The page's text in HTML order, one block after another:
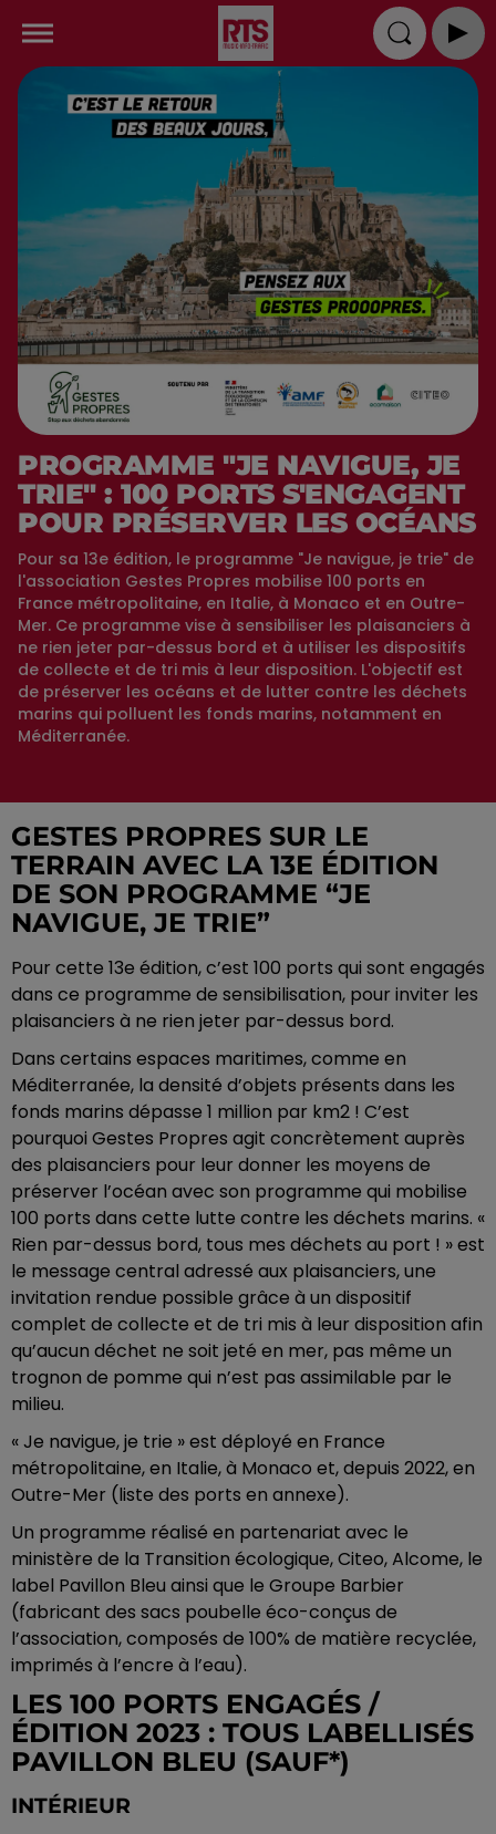
PROGRAMME "JE NAVIGUE, JE
TRIE" : 100 PORTS S'ENGAGENT
POUR PRÉSERVER LES OCÉANS
Pour sa 13e édition, le programme "Je navigue, je trie" de
l'association Gestes Propres mobilise 100 ports en
France métropolitaine, en Italie, à Monaco et en Outre-
Mer. Ce programme vise à sensibiliser les plaisanciers à
ne rien jeter par-dessus bord et à utiliser les dispositifs
de collecte et de tri mis à leur disposition. L'objectif est
de préserver les océans et de lutter contre les déchets
marins qui polluent les fonds marins, notamment en
Méditerranée.
GESTES PROPRES SUR LE
TERRAIN AVEC LA 13E ÉDITION
DE SON PROGRAMME “JE
NAVIGUE, JE TRIE”
Pour cette 13e édition, c’est 100 ports qui sont engagés
dans ce programme de sensibilisation, pour inviter les
plaisanciers à ne rien jeter par-dessus bord.
Dans certains espaces maritimes, comme en
Méditerranée, la densité d’objets présents dans les
fonds marins dépasse 1 million par km2 ! C’est
pourquoi Gestes Propres agit concrètement auprès
des plaisanciers pour leur donner les moyens de
préserver l’océan avec son programme qui mobilise
100 ports dans cette lutte contre les déchets marins. «
Rien par-dessus bord, tous mes déchets au port ! » est
le message central adressé aux plaisanciers, une
invitation rendue possible grâce à un dispositif
complet de collecte et de tri mis à leur disposition afin
qu’aucun déchet ne soit jeté en mer, pas même un
trognon de pomme qui n’est pas assimilable par le
milieu.
« Je navigue, je trie » est déployé en France
métropolitaine, en Italie, à Monaco et, depuis 2022, en
Outre-Mer (liste des ports en annexe).
Un programme réalisé en partenariat avec le
ministère de la Transition écologique, Citeo, Alcome, le
label Pavillon Bleu ainsi que le Groupe Barbier
(fabricant des sacs poubelle éco-conçus de
l’association, composés de 100% de matière recyclée,
imprimés à l’encre à l’eau).
LES 100 PORTS ENGAGÉS /
ÉDITION 2023 : TOUS LABELLISÉS
PAVILLON BLEU (SAUF*)
INTÉRIEUR